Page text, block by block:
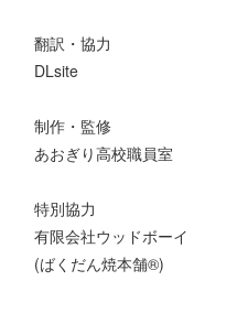
翻訳・協力
DLsite
制作・監修
あおぎり高校職員室
特別協力
有限会社ウッドボーイ
(ばくだん焼本舗®)